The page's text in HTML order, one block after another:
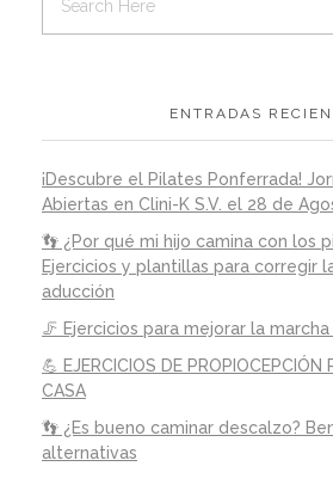
ENTRADAS
¡Descubre el Pilates Ponferrada!
Abiertas en Clini-K S.V. el 28 de
👣 ¿Por qué mi hijo camina con los
Ejercicios y plantillas para corregir
aducción
🦵 Ejercicios para mejorar la
💪 EJERCICIOS DE PROPIOCEPCIÓN
CASA
👣 ¿Es bueno caminar descalzo?
alternativas